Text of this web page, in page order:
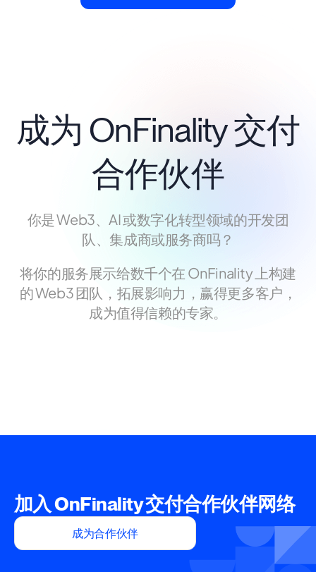
成为 OnFinality 交付
合作伙伴
你是 Web3、AI 或数字化转型领域的开发团
队、集成商或服务商吗？
将你的服务展示给数千个在 OnFinality 上构建
的 Web3 团队，拓展影响力，赢得更多客户，
成为值得信赖的专家。
加入 OnFinality 交付合作伙伴网络
成为合作伙伴